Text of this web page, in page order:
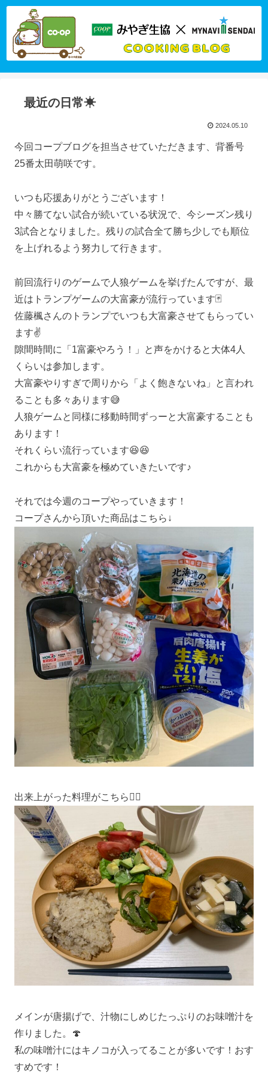
最近の日常☀
2024.05.10
今回コープブログを担当させていただきます、背番号
25番太田萌咲です。
いつも応援ありがとうございます！
中々勝てない試合が続いている状況で、今シーズン残り
3試合となりました。残りの試合全て勝ち少しでも順位
を上げれるよう努力して行きます。
前回流行りのゲームで人狼ゲームを挙げたんですが、最
近はトランプゲームの大富豪が流行っています🃏
佐藤楓さんのトランプでいつも大富豪させてもらってい
ます✌️
隙間時間に「1富豪やろう！」と声をかけると大体4人
くらいは参加します。
大富豪やりすぎで周りから「よく飽きないね」と言われ
ることも多々あります😅
人狼ゲームと同様に移動時間ずっーと大富豪することも
あります！
それくらい流行っています😆😆
これからも大富豪を極めていきたいです♪
それでは今週のコープやっていきます！
コープさんから頂いた商品はこちら↓
出来上がった料理がこちら💁‍♀️
メインが唐揚げで、汁物にしめじたっぷりのお味噌汁を
作りました。🍄
私の味噌汁にはキノコが入ってることが多いです！おす
すめです！